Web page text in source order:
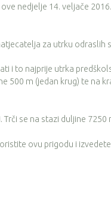
nedjelje 14. veljače
za utrku odraslih
i to najprije utrka
500 m (jedan krug) te na
Trči se na stazi duljine
ovu prigodu i